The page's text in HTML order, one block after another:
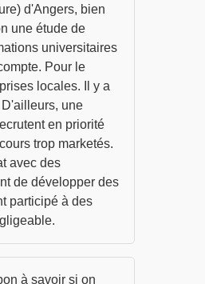
d'Angers, bien
une étude de
universitaires
Pour le
locales. Il y a
une
en priorité
trop marketés.
avec des
de développer des
participé à des
à savoir si on